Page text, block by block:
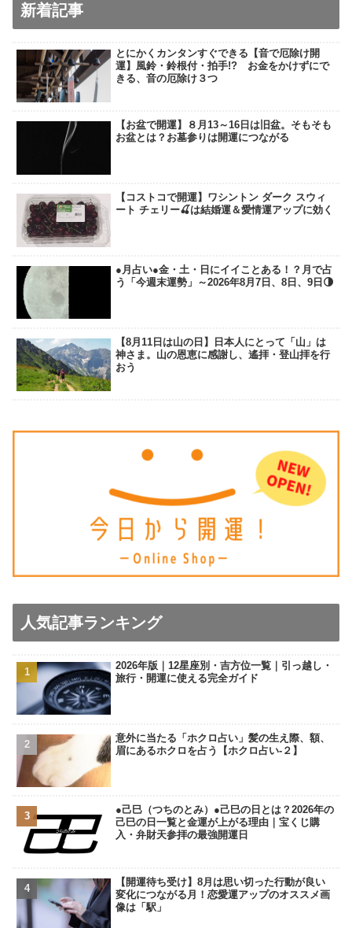
新着記事
とにかくカンタンすぐできる【音で厄除け開
運】風鈴・鈴根付・拍手!? お金をかけずにで
きる、音の厄除け３つ
【お盆で開運】８月13～16日は旧盆。そもそも
お盆とは？お墓参りは開運につながる
【コストコで開運】ワシントン ダーク スウィ
ート チェリー🍒は結婚運＆愛情運アップに効く
●月占い●金・土・日にイイことある！？月で占
う「今週末運勢」～2026年8月7日、8日、9日🌗
【8月11日は山の日】日本人にとって「山」は
神さま。山の恩恵に感謝し、遙拝・登山拝を行
おう
人気記事ランキング
2026年版｜12星座別・吉方位一覧｜引っ越し・
旅行・開運に使える完全ガイド
意外に当たる「ホクロ占い」髪の生え際、額、
眉にあるホクロを占う【ホクロ占い‐２】
●己巳（つちのとみ）●己巳の日とは？2026年の
己巳の日一覧と金運が上がる理由｜宝くじ購
入・弁財天参拝の最強開運日
【開運待ち受け】8月は思い切った行動が良い
変化につながる月！恋愛運アップのオススメ画
像は「駅」